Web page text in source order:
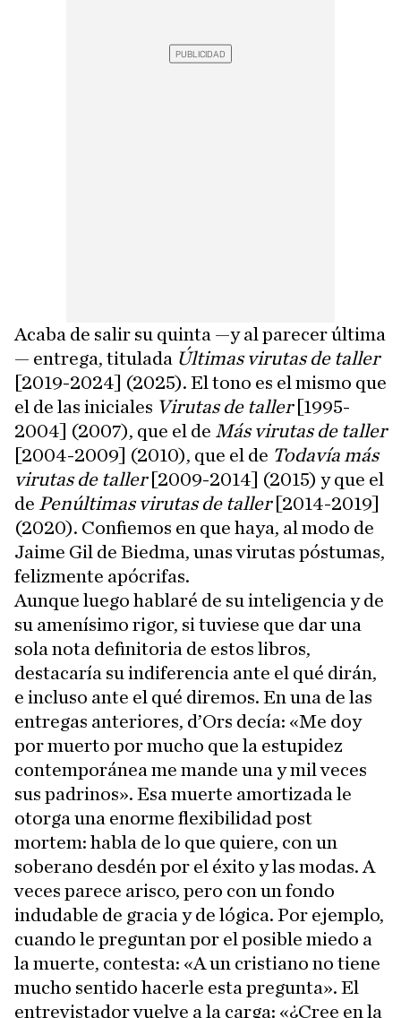
Acaba de salir su quinta —y al parecer última
— entrega, titulada Últimas virutas de taller
[2019-2024] (2025). El tono es el mismo que
el de las iniciales Virutas de taller[1995-
2004] (2007), que el de Más virutas de taller
[2004-2009] (2010), que el de Todavía más
virutas de taller[2009-2014] (2015) y que el
de Penúltimas virutas de taller [2014-2019]
(2020). Confiemos en que haya, al modo de
Jaime Gil de Biedma, unas virutas póstumas,
felizmente apócrifas.
Aunque luego hablaré de su inteligencia y de
su amenísimo rigor, si tuviese que dar una
sola nota definitoria de estos libros,
destacaría su indiferencia ante el qué dirán,
e incluso ante el qué diremos. En una de las
entregas anteriores, d’Ors decía: «Me doy
por muerto por mucho que la estupidez
contemporánea me mande una y mil veces
sus padrinos». Esa muerte amortizada le
otorga una enorme flexibilidad post
mortem: habla de lo que quiere, con un
soberano desdén por el éxito y las modas. A
veces parece arisco, pero con un fondo
indudable de gracia y de lógica. Por ejemplo,
cuando le preguntan por el posible miedo a
la muerte, contesta: «A un cristiano no tiene
mucho sentido hacerle esta pregunta». El
entrevistador vuelve a la carga: «¿Cree en la